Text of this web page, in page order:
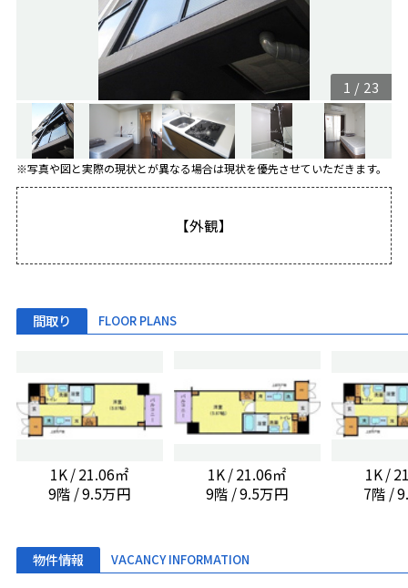
1 / 23
※写真や図と実際の現状とが異なる場合は現状を優先させていただきます。
【外観】
間取り FLOOR PLANS
1K / 21.06㎡
9階 / 9.5万円
1K / 21.06㎡
9階 / 9.5万円
1K /
7階 /
物件情報 VACANCY INFORMATION